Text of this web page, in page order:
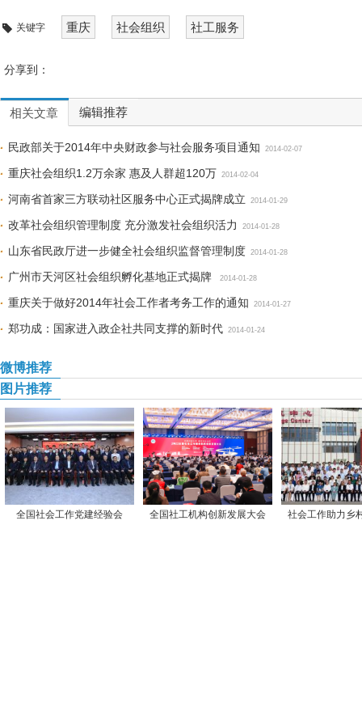
关键字 重庆 社会组织 社工服务
分享到：
相关文章 编辑推荐
民政部关于2014年中央财政参与社会服务项目通知 2014-02-07
重庆社会组织1.2万余家 惠及人群超120万 2014-02-04
河南省首家三方联动社区服务中心正式揭牌成立 2014-01-29
改革社会组织管理制度 充分激发社会组织活力 2014-01-28
山东省民政厅进一步健全社会组织监督管理制度 2014-01-28
广州市天河区社会组织孵化基地正式揭牌 2014-01-28
重庆关于做好2014年社会工作者考务工作的通知 2014-01-27
郑功成：国家进入政企社共同支撑的新时代 2014-01-24
微博推荐
图片推荐
全国社会工作党建经验会 全国社工机构创新发展大会 社会工作助力乡